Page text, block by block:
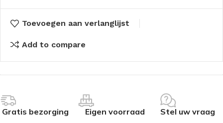
Toevoegen aan verlanglijst
Add to compare
Gratis bezorging Eigen voorraad Stel uw vraag